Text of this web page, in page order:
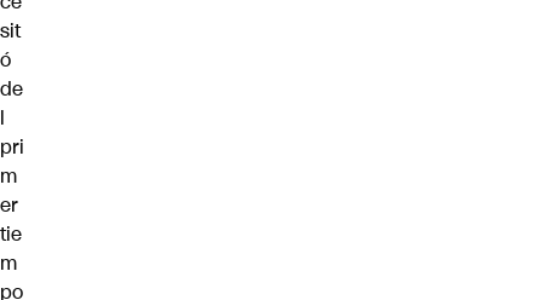
sit
ó
de
l
pri
m
er
tie
m
po